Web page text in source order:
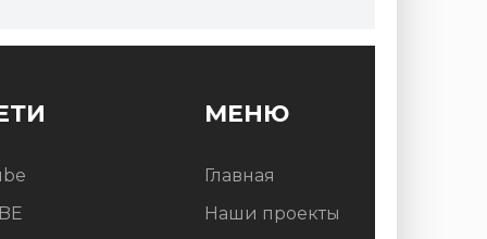
МЕНЮ
Главная
Наши проекты